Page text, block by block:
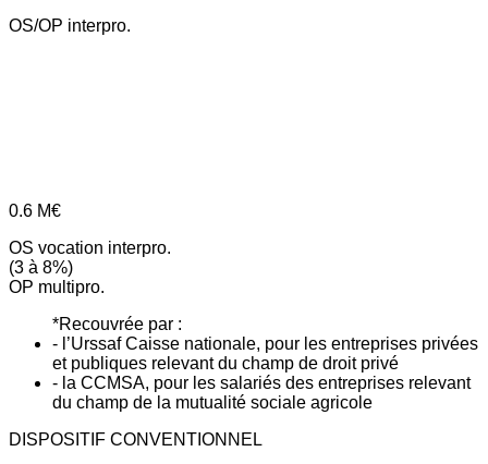
OS/OP interpro.
0.6 M€
OS vocation interpro.
(3 à 8%)
OP multipro.
*Recouvrée par :
- l’Urssaf Caisse nationale, pour les entreprises privées
et publiques relevant du champ de droit privé
- la CCMSA, pour les salariés des entreprises relevant
du champ de la mutualité sociale agricole
DISPOSITIF CONVENTIONNEL